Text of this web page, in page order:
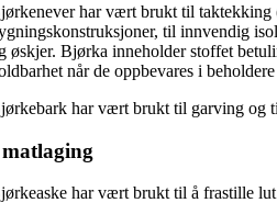
har vært brukt til
til innvendig
øskjer. Bjørka inneholder stoffet
når de oppbevares i
har vært brukt til garving og
har vært brukt til å frastille